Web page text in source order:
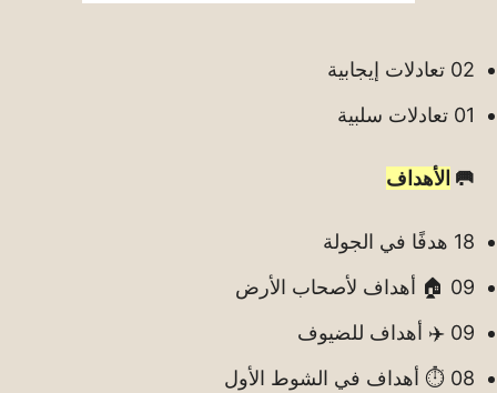
02 تعادلات إيجابية
01 تعادلات سلبية
🥅 الأهداف
18 هدفًا في الجولة
09 🏠 أهداف لأصحاب الأرض
09 ✈️ أهداف للضيوف
08 ⏱️ أهداف في الشوط الأول